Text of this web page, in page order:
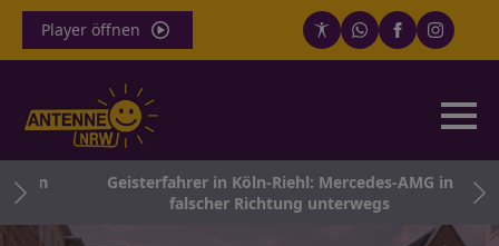
Player öffnen
Geisterfahrer in Köln-Riehl: Mercedes-AMG in
falscher Richtung unterwegs